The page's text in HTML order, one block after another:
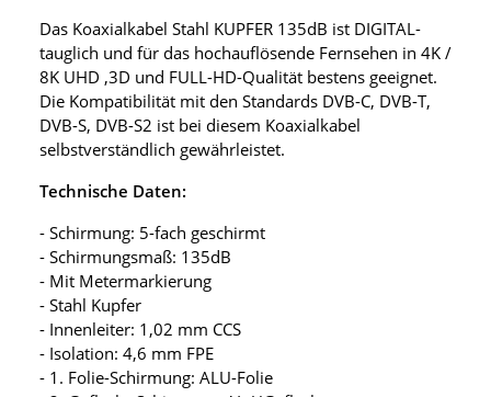
Das Koaxialkabel Stahl KUPFER 135dB ist DIGITAL-
tauglich und für das hochauflösende Fernsehen in 4K /
8K UHD ,3D und FULL-HD-Qualität bestens geeignet.
Die Kompatibilität mit den Standards DVB-C, DVB-T,
DVB-S, DVB-S2 ist bei diesem Koaxialkabel
selbstverständlich gewährleistet.
Technische Daten:
- Schirmung: 5-fach geschirmt
- Schirmungsmaß: 135dB
- Mit Metermarkierung
- Stahl Kupfer
- Innenleiter: 1,02 mm CCS
- Isolation: 4,6 mm FPE
- 1. Folie-Schirmung: ALU-Folie